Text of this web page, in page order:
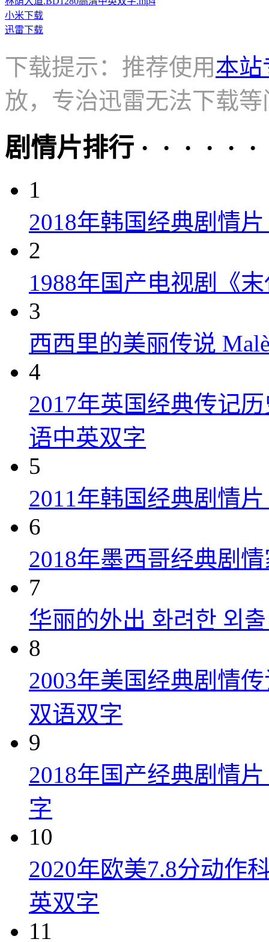
小米下载
迅雷下载
下载提示：推荐使用本站
放，专治迅雷无法下载等
剧情片排行 · · · · · ·
1
2018年韩国经典剧情
2
1988年国产电视剧《
3
西西里的美丽传说
4
2017年英国经典传记
语中英双字
5
2011年韩国经典剧情
6
2018年墨西哥经典剧
7
华丽的外出 화려한 외
8
2003年美国经典剧情
双语双字
9
2018年国产经典剧情
字
10
2020年欧美7.8分动作
英双字
11